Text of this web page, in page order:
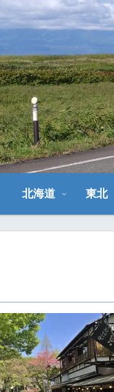
北海道 東北